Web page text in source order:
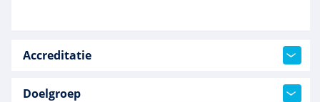
Accreditatie
Doelgroep